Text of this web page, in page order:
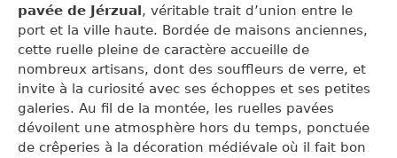
pavée de Jérzual, véritable trait d’union entre le
port et la ville haute. Bordée de maisons anciennes,
cette ruelle pleine de caractère accueille de
nombreux artisans, dont des souffleurs de verre, et
invite à la curiosité avec ses échoppes et ses petites
galeries. Au fil de la montée, les ruelles pavées
dévoilent une atmosphère hors du temps, ponctuée
de crêperies à la décoration médiévale où il fait bon